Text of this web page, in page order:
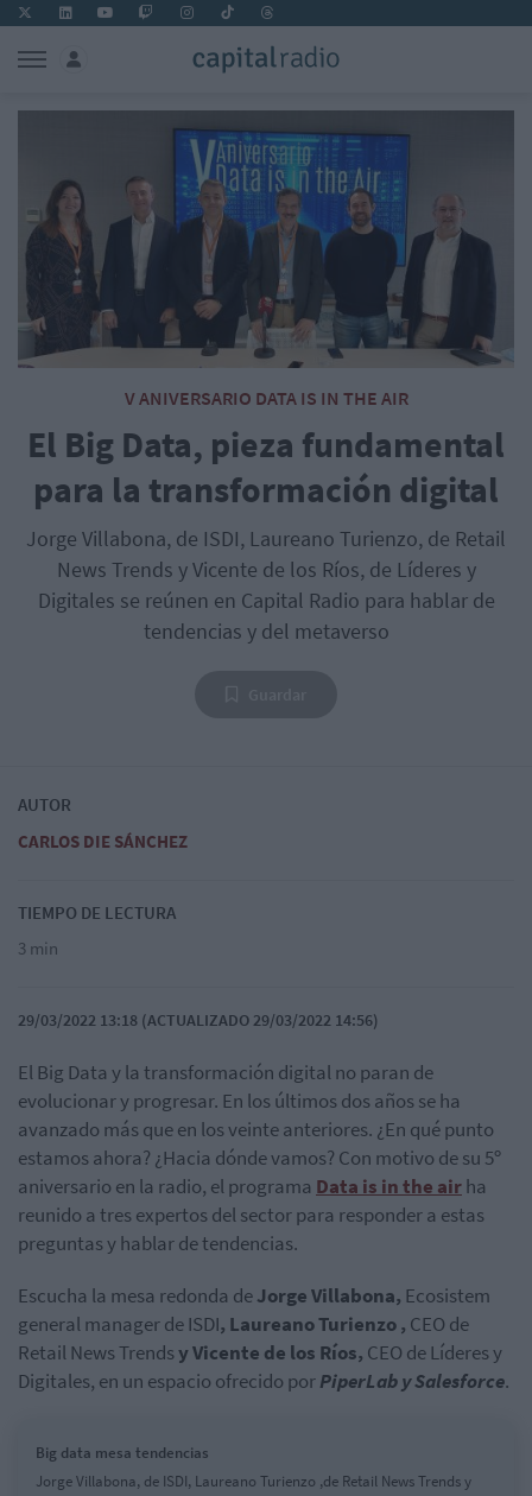
V ANIVERSARIO DATA IS IN THE AIR
El Big Data, pieza fundamental
para la transformación digital
Jorge Villabona, de ISDI, Laureano Turienzo, de Retail
News Trends y Vicente de los Ríos, de Líderes y
Digitales se reúnen en Capital Radio para hablar de
tendencias y del metaverso
AUTOR
CARLOS DIE SÁNCHEZ
TIEMPO DE LECTURA
3 min
29/03/2022 13:18 (ACTUALIZADO 29/03/2022 14:56)
El Big Data y la transformación digital no paran de
evolucionar y progresar. En los últimos dos años se ha
avanzado más que en los veinte anteriores. ¿En qué punto
estamos ahora? ¿Hacia dónde vamos? Con motivo de su 5º
aniversario en la radio, el programa Data is in the airha
reunido a tres expertos del sector para responder a estas
preguntas y hablar de tendencias.
Escucha la mesa redonda deJorge Villabona, Ecosistem
general manager de ISDI, Laureano Turienzo , CEO de
Retail News Trendsy Vicente de los Ríos, CEO de Líderes y
Digitales, en un espacio ofrecido porPiperLab y Salesforce.
Big data mesa tendencias
Jorge Villabona, de ISDI, Laureano Turienzo ,de Retail News Trends y